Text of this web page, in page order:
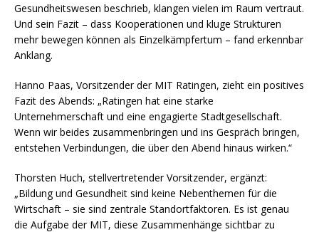
Gesundheitswesen beschrieb, klangen vielen im Raum vertraut.
Und sein Fazit – dass Kooperationen und kluge Strukturen
mehr bewegen können als Einzelkämpfertum – fand erkennbar
Anklang.
Hanno Paas, Vorsitzender der MIT Ratingen, zieht ein positives
Fazit des Abends: „Ratingen hat eine starke
Unternehmerschaft und eine engagierte Stadtgesellschaft.
Wenn wir beides zusammenbringen und ins Gespräch bringen,
entstehen Verbindungen, die über den Abend hinaus wirken.“
Thorsten Huch, stellvertretender Vorsitzender, ergänzt:
„Bildung und Gesundheit sind keine Nebenthemen für die
Wirtschaft – sie sind zentrale Standortfaktoren. Es ist genau
die Aufgabe der MIT, diese Zusammenhänge sichtbar zu